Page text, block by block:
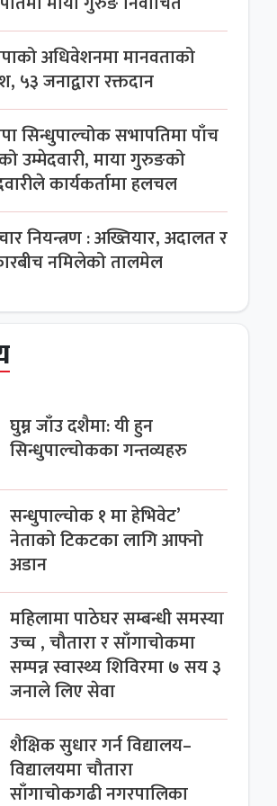
अधिवेशनमा मानवताको
५३ जनाद्वारा रक्तदान
सिन्धुपाल्चोक सभापतिमा पाँच
उम्मेदवारी, माया गुरुङको
कार्यकर्तामा हलचल
नियन्त्रण : अख्तियार, अदालत र
नमिलेको तालमेल
घुम्न जाँउ दशैमा: यी हुन
सिन्धुपाल्चोकका गन्तव्यहरु
सन्धुपाल्चोक १ मा हेभिवेट’
नेताको टिकटका लागि आफ्नो
अडान
महिलामा पाठेघर सम्बन्धी समस्या
उच्च , चौतारा र साँगाचोकमा
सम्पन्न स्वास्थ्य शिविरमा ७ सय ३
जनाले लिए सेवा
शैक्षिक सुधार गर्न विद्यालय–
विद्यालयमा चौतारा
साँगाचोकगढी नगरपालिका